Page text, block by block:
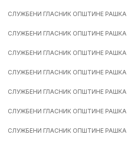
СЛУЖБЕНИ ГЛАСНИК ОПШТИНЕ РАШКА
СЛУЖБЕНИ ГЛАСНИК ОПШТИНЕ РАШКА
СЛУЖБЕНИ ГЛАСНИК ОПШТИНЕ РАШКА
СЛУЖБЕНИ ГЛАСНИК ОПШТИНЕ РАШКА
СЛУЖБЕНИ ГЛАСНИК ОПШТИНЕ РАШКА
СЛУЖБЕНИ ГЛАСНИК ОПШТИНЕ РАШКА
СЛУЖБЕНИ ГЛАСНИК ОПШТИНЕ РАШКА